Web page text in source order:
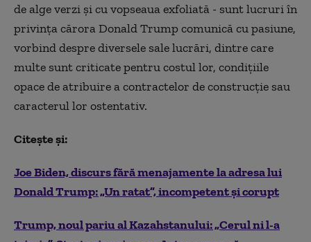
de alge verzi şi cu vopseaua exfoliată - sunt lucruri în
privinţa cărora Donald Trump comunică cu pasiune,
vorbind despre diversele sale lucrări, dintre care
multe sunt criticate pentru costul lor, condiţiile
opace de atribuire a contractelor de construcţie sau
caracterul lor ostentativ.
Citește și:
Joe Biden, discurs fără menajamente la adresa lui
Donald Trump: „Un ratat”, incompetent și corupt
Trump, noul pariu al Kazahstanului: „Cerul ni l-a